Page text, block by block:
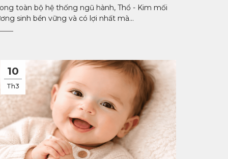
toàn bộ hệ thống ngũ hành, Thổ - Kim mối
sinh bền vững và có lợi nhất mà...
10
Th3